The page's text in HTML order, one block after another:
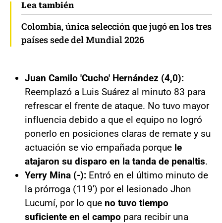
Lea también
Colombia, única selección que jugó en los tres
países sede del Mundial 2026
Juan Camilo 'Cucho' Hernández (4,0):
Reemplazó a Luis Suárez al minuto 83 para
refrescar el frente de ataque. No tuvo mayor
influencia debido a que el equipo no logró
ponerlo en posiciones claras de remate y su
actuación se vio empañada porque le
atajaron su disparo en la tanda de penaltis.
Yerry Mina (-): Entró en el último minuto de
la prórroga (119') por el lesionado Jhon
Lucumí, por lo que no tuvo tiempo
suficiente en el campo para recibir una